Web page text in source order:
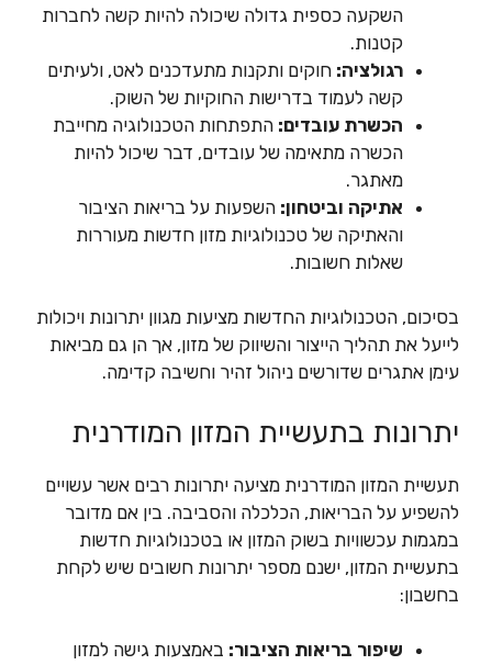
השקעה כספית גדולה שיכולה להיות קשה לחברות
קטנות.
רגולציה: חוקים ותקנות מתעדכנים לאט, ולעיתים
קשה לעמוד בדרישות החוקיות של השוק.
הכשרת עובדים: התפתחות הטכנולוגיה מחייבת
הכשרה מתאימה של עובדים, דבר שיכול להיות
מאתגר.
אתיקה וביטחון: השפעות על בריאות הציבור
והאתיקה של טכנולוגיות מזון חדשות מעוררות
שאלות חשובות.
בסיכום, הטכנולוגיות החדשות מציעות מגוון יתרונות ויכולות
לייעל את תהליך הייצור והשיווק של מזון, אך הן גם מביאות
עימן אתגרים שדורשים ניהול זהיר וחשיבה קדימה.
יתרונות בתעשיית המזון המודרנית
תעשיית המזון המודרנית מציעה יתרונות רבים אשר עשויים
להשפיע על הבריאות, הכלכלה והסביבה. בין אם מדובר
במגמות עכשוויות בשוק המזון או בטכנולוגיות חדשות
בתעשיית המזון, ישנם מספר יתרונות חשובים שיש לקחת
בחשבון:
שיפור בריאות הציבור: באמצעות גישה למזון